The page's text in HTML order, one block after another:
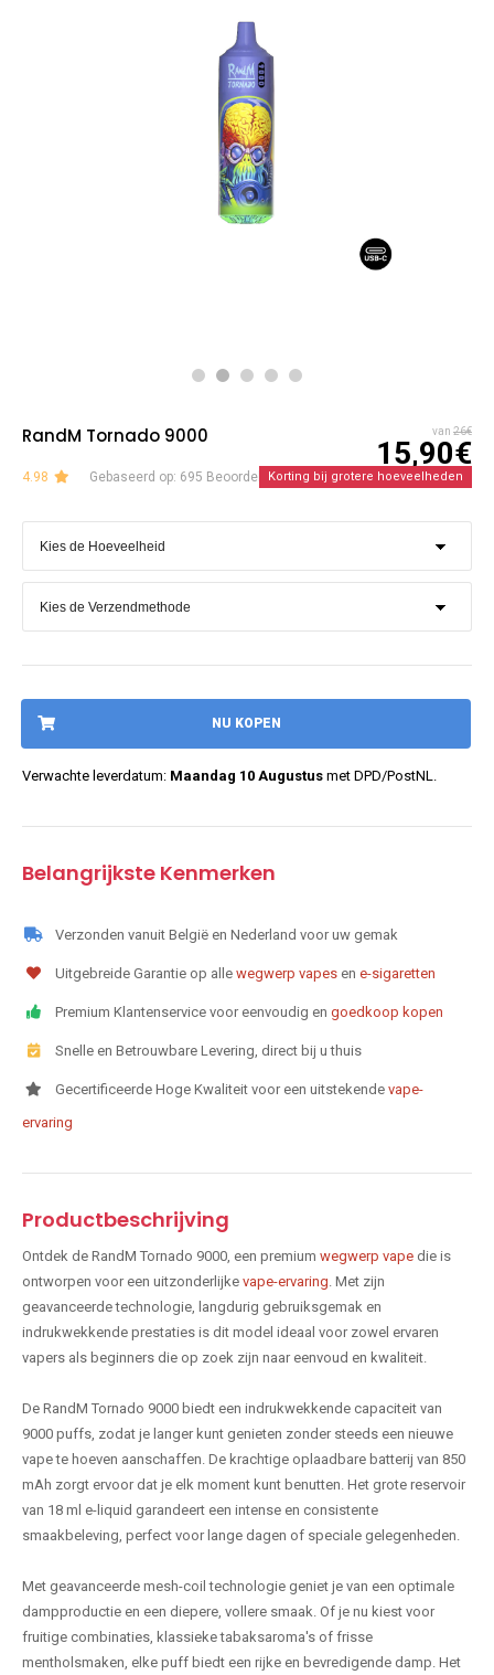
RandM Tornado 9000 van 26€
15,90€
4.98 Gebaseerd op: 695 BeoordelingenKorting bij grotere hoeveelheden
NU KOPEN
Verwachte leverdatum: Maandag 10 Augustus met DPD/PostNL.
Belangrijkste Kenmerken
Verzonden vanuit België en Nederland voor uw gemak
Uitgebreide Garantie op alle wegwerp vapes en e-sigaretten
Premium Klantenservice voor eenvoudig en goedkoop kopen
Snelle en Betrouwbare Levering, direct bij u thuis
Gecertificeerde Hoge Kwaliteit voor een uitstekende vape-
ervaring
Productbeschrijving
Ontdek de RandM Tornado 9000, een premium wegwerp vape die is
ontworpen voor een uitzonderlijke vape-ervaring . Met zijn
geavanceerde technologie, langdurig gebruiksgemak en
indrukwekkende prestaties is dit model ideaal voor zowel ervaren
vapers als beginners die op zoek zijn naar eenvoud en kwaliteit.
De RandM Tornado 9000 biedt een indrukwekkende capaciteit van
9000 puffs, zodat je langer kunt genieten zonder steeds een nieuwe
vape te hoeven aanschaffen. De krachtige oplaadbare batterij van 850
mAh zorgt ervoor dat je elk moment kunt benutten. Het grote reservoir
van 18 ml e-liquid garandeert een intense en consistente
smaakbeleving, perfect voor lange dagen of speciale gelegenheden.
Met geavanceerde mesh-coil technologie geniet je van een optimale
dampproductie en een diepere, vollere smaak. Of je nu kiest voor
fruitige combinaties, klassieke tabaksaroma's of frisse
mentholsmaken, elke puff biedt een rijke en bevredigende damp. Het